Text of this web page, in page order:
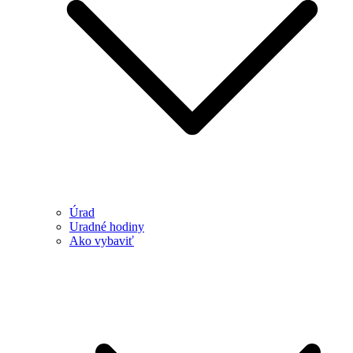
Úrad
Uradné hodiny
Ako vybaviť